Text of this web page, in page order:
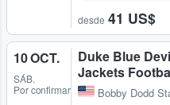
desde 41 US$
10 OCT.
SÁB.
Por confirmar
Duke Blue
Jackets
Bobby Dodd